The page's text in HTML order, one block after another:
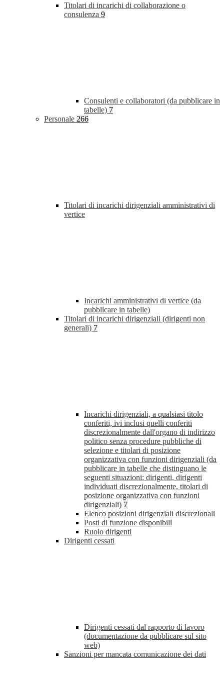
Titolari di incarichi di collaborazione o
consulenza 9
Consulenti e collaboratori (da pubblicare in
tabelle) 7
Personale 266
Titolari di incarichi dirigenziali amministrativi di
vertice
Incarichi amministrativi di vertice (da
pubblicare in tabelle)
Titolari di incarichi dirigenziali (dirigenti non
generali) 7
Incarichi dirigenziali, a qualsiasi titolo
conferiti, ivi inclusi quelli conferiti
discrezionalmente dall'organo di indirizzo
politico senza procedure pubbliche di
selezione e titolari di posizione
organizzativa con funzioni dirigenziali (da
pubblicare in tabelle che distinguano le
seguenti situazioni: dirigenti, dirigenti
individuati discrezionalmente, titolari di
posizione organizzativa con funzioni
dirigenziali) 7
Elenco posizioni dirigenziali discrezionali
Posti di funzione disponibili
Ruolo dirigenti
Dirigenti cessati
Dirigenti cessati dal rapporto di lavoro
(documentazione da pubblicare sul sito
web)
Sanzioni per mancata comunicazione dei dati